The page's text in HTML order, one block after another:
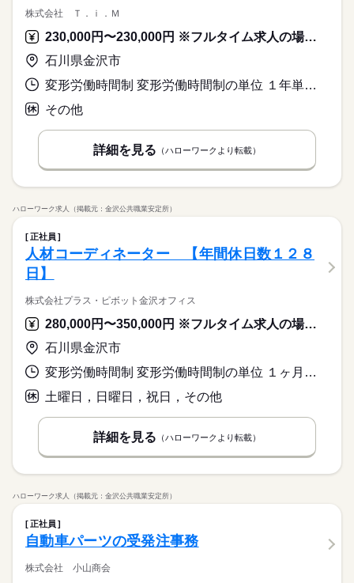
株式会社 Ｔ．ｉ．Ｍ
230,000円〜230,000円 ※フルタイム求人の場合は月額（換算額）、パート求人の場合は時間額を表示しています。
石川県金沢市
変形労働時間制 変形労働時間制の単位 １年単位 就業時間１ 9時30分〜18時30分 就業時間に関する特記事項 １年変形労働時間制を採用していますので、会社カレンダーに沿っ
その他
詳細を見る （ハローワークより転載）
ハローワーク求人（掲載元：金沢公共職業安定所）
正社員
人材コーディネーター 【年間休日数１２８
日】
株式会社プラス・ピボット金沢オフィス
280,000円〜350,000円 ※フルタイム求人の場合は月額（換算額）、パート求人の場合は時間額を表示しています。
石川県金沢市
変形労働時間制 変形労働時間制の単位 １ヶ月単位 就業時間１ 9時00分〜18時00分
土曜日，日曜日，祝日，その他
詳細を見る （ハローワークより転載）
ハローワーク求人（掲載元：金沢公共職業安定所）
正社員
自動車パーツの受発注事務
株式会社 小山商会